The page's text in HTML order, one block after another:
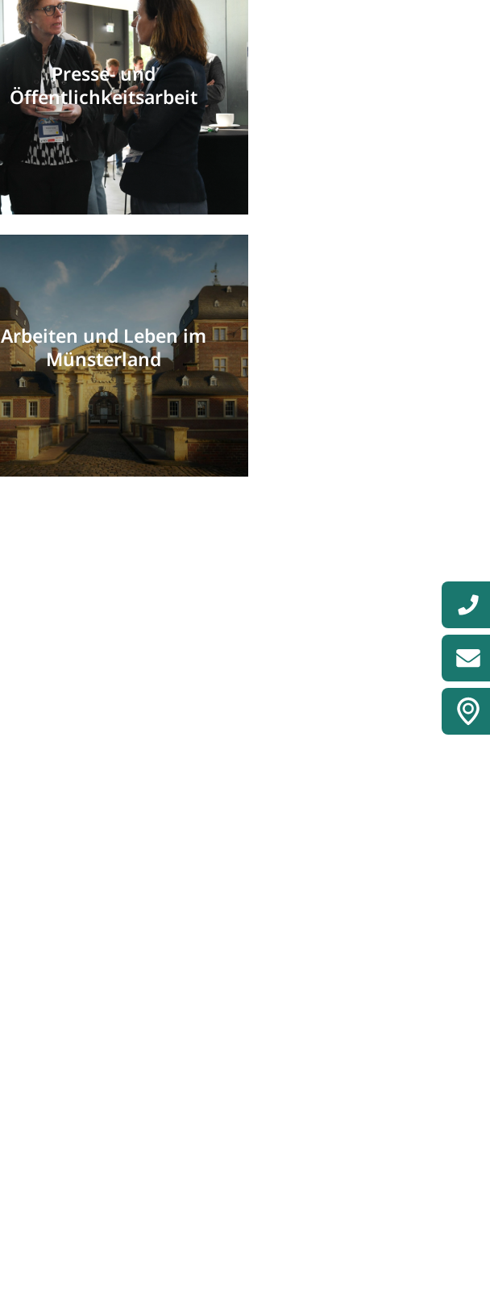
Presse- und
Öffentlichkeitsarbeit
Arbeiten und Leben im
Münsterland